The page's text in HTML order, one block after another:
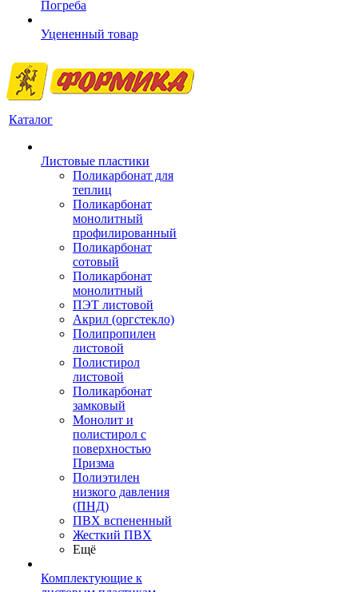
Погреба
Уцененный товар
Каталог
Листовые пластики
Поликарбонат для
теплиц
Поликарбонат
монолитный
профилированный
Поликарбонат
сотовый
Поликарбонат
монолитный
ПЭТ листовой
Акрил (оргстекло)
Полипропилен
листовой
Полистирол
листовой
Поликарбонат
замковый
Монолит и
полистирол с
поверхностью
Призма
Полиэтилен
низкого давления
(ПНД)
ПВХ вспененный
Жесткий ПВХ
Ещё
Комплектующие к